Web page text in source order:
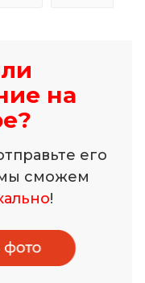
на
его
сможем
!